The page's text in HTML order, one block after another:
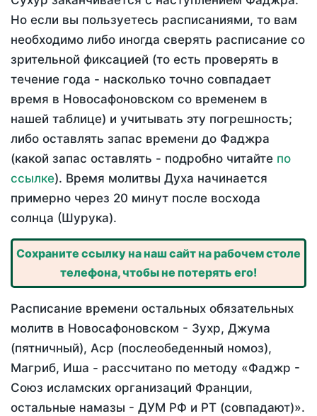
Но если вы пользуетесь расписаниями, то вам
необходимо либо иногда сверять расписание со
зрительной фиксацией (то есть проверять в
течение года - насколько точно совпадает
время в Новосафоновском со временем в
нашей таблице) и учитывать эту погрешность;
либо оставлять запас времени до Фаджра
(какой запас оставлять - подробно читайте по
ссылке). Время молитвы Духа начинается
примерно через 20 минут после восхода
солнца (Шурука).
Сохраните ссылку на наш сайт на рабочем столе
телефона, чтобы не потерять его!
Расписание времени остальных обязательных
молитв в Новосафоновском - Зухр, Джума
(пятничный), Аср (послеобеденный номоз),
Магриб, Иша - рассчитано по методу «Фаджр -
Союз исламских организаций Франции,
остальные намазы - ДУМ РФ и РТ (совпадают)».